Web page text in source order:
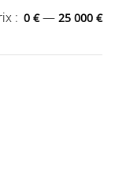
: 0 €—25 000 €